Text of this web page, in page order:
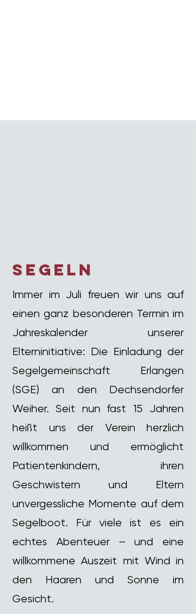
segeln
Immer im Juli freuen wir uns auf
einen ganz besonderen Termin im
Jahreskalender unserer
Elterninitiative: Die Einladung der
Segelgemeinschaft Erlangen
(SGE) an den Dechsendorfer
Weiher. Seit nun fast 15 Jahren
heißt uns der Verein herzlich
willkommen und ermöglicht
Patientenkindern, ihren
Geschwistern und Eltern
unvergessliche Momente auf dem
Segelboot. Für viele ist es ein
echtes Abenteuer – und eine
willkommene Auszeit mit Wind in
den Haaren und Sonne im
Gesicht.